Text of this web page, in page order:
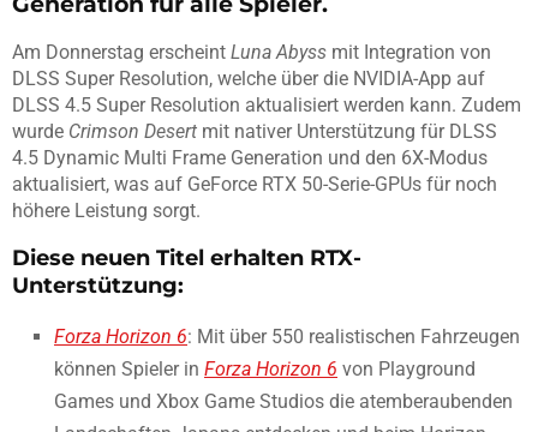
Am Donnerstag erscheint Luna Abyss mit Integration von
DLSS Super Resolution, welche über die NVIDIA-App auf
DLSS 4.5 Super Resolution aktualisiert werden kann. Zudem
wurde Crimson Desert mit nativer Unterstützung für DLSS
4.5 Dynamic Multi Frame Generation und den 6X-Modus
aktualisiert, was auf GeForce RTX 50-Serie-GPUs für noch
höhere Leistung sorgt.
Diese neuen Titel erhalten RTX-
Unterstützung:
Forza Horizon 6: Mit über 550 realistischen Fahrzeugen
können Spieler in Forza Horizon 6 von Playground
Games und Xbox Game Studios die atemberaubenden